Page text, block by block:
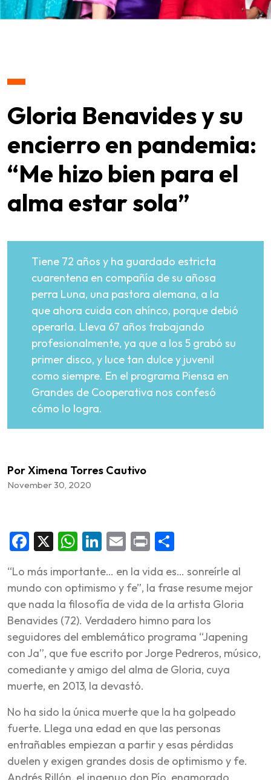
Gloria Benavides y su
encierro en pandemia:
“Me hizo bien para el
alma estar sola”
Tiene 72 años y ha guardado estricta
cuarentena en compañía de su añosa
perra Luna, una pastora alemana, a la
que ahora cuida con ahínco, porque debió
operarla. Lleva 67 años trabajando
profesionalmente, ya que a los 5 grabó su
primer disco, y luce tan dulce y juvenil
como siempre. En el programa Piensa en
Grandes de Cooperativa nos confesó
cómo lo logra.
Por Ximena Torres Cautivo
November 30, 2020
Facebook
X WhatsApp
LinkedIn
Email
Print
“Lo más importante… en la vida es… sonreírle al
mundo con optimismo y fe”, la frase resume mejor
que nada la filosofía de vida de la artista Gloria
Benavides (72). Verdadero himno para los
seguidores del emblemático programa “Japening
con Ja”, que fue escrito por Jorge Pedreros, músico,
comediante y amigo del alma de Gloria, cuya
muerte, en 2013, la devastó.
No ha sido la única muerte que la ha golpeado
fuerte. Llega una edad en que las personas
entrañables empiezan a partir y esas pérdidas
duelen y exigen grandes dosis de optimismo y fe.